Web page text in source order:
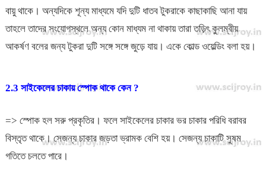
বায়ু থাকে। অন্যদিকে শূন্য মাধ্যমে যদি দুটি ধাতব টুকরাকে কাছাকাছি আনা যায়
তাহলে তাদের সংযোগস্থলে অন্য কোন মাধ্যম না থাকায় তারা তড়িৎ কুলম্বীয়
আকর্ষণ বলের জন্য টুকরা দুটি সঙ্গে সঙ্গে জুড়ে যায়। একে কোল্ড ওয়েল্ডিং বলা হয়।
2.3 সাইকেলের চাকায় স্পোক থাকে কেন ?
=> স্পোক হল সরু প্রকৃতির। ফলে সাইকেলের চাকার ভর চাকার পরিধি বরাবর
বিস্তৃত থাকে। সেজন্য চাকার জড়তা ভ্রামক বেশি হয়। সেজন্য চাকাটি সুষম
গতিতে চলতে পারে।